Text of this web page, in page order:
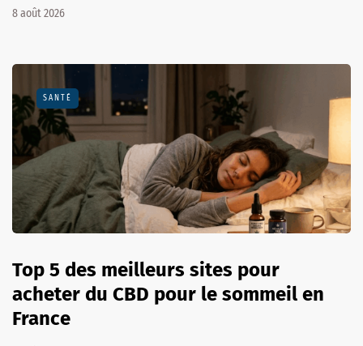
8 août 2026
SANTÉ
Top 5 des meilleurs sites pour
acheter du CBD pour le sommeil en
France